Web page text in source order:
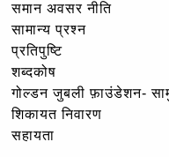
समान अवसर नीति
सामान्य प्रश्न
प्रतिपुष्टि
शब्दकोष
गोल्‍डन जुबली फ़ाउंडेशन-
शिकायत निवारण
सहायता